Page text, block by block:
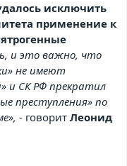
исключить
применение к
и это важно, что
не имеют
и СК РФ прекратил
преступления» по
- говоритЛеонид